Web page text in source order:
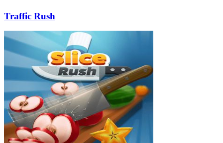
Traffic Rush